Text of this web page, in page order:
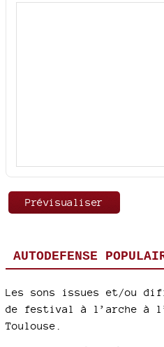
AUTODEFENSE
Les sons issues et/ou
de festival à l’arche à
Toulouse.